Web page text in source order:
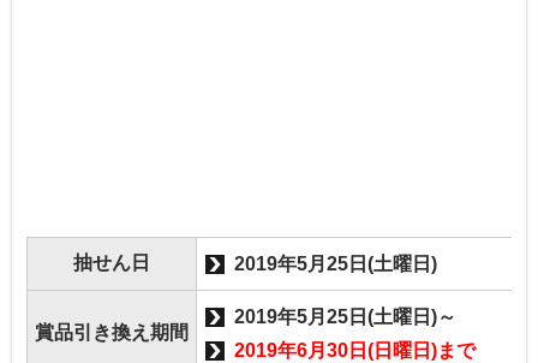
抽せん日 2019年5月25日(土曜日)
賞品引き換え期間
2019年5月25日(土曜日)～
2019年6月30日(日曜日)まで